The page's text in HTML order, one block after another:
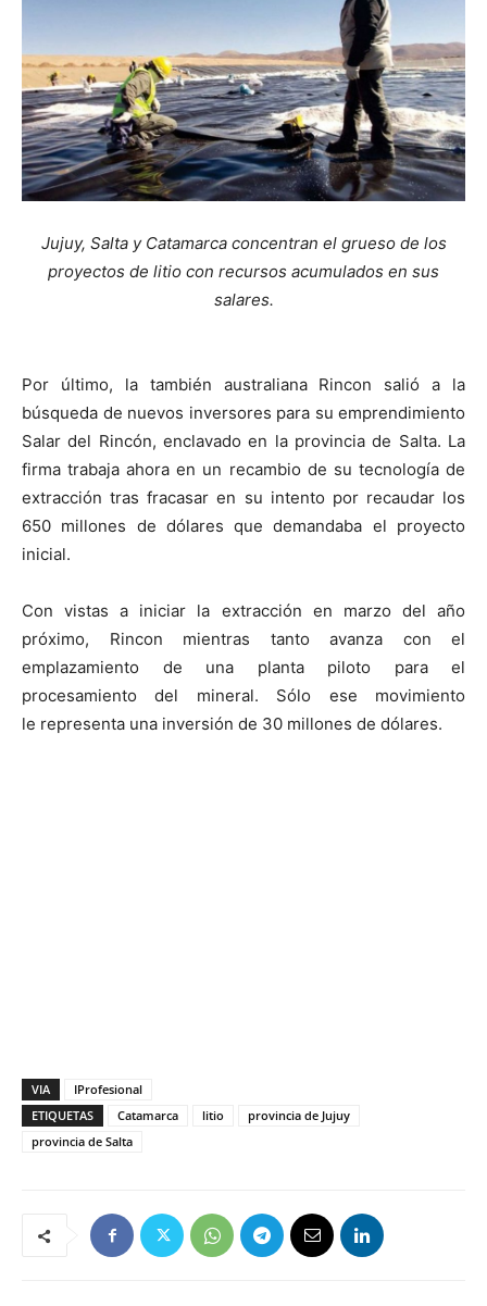
Jujuy, Salta y Catamarca concentran el grueso de los
proyectos de litio con recursos acumulados en sus
salares.
Por último, la también australiana Rincon salió a la
búsqueda de nuevos inversores para su emprendimiento
Salar del Rincón, enclavado en la provincia de Salta. La
firma trabaja ahora en un recambio de su tecnología de
extracción tras fracasar en su intento por recaudar los
650 millones de dólares que demandaba el proyecto
inicial.
Con vistas a iniciar la extracción en marzo del año
próximo, Rincon mientras tanto avanza con el
emplazamiento de una planta piloto para el
procesamiento del mineral. Sólo ese movimiento
le representa una inversión de 30 millones de dólares.
VIA
IProfesional
ETIQUETAS
Catamarca litio
provincia de Jujuy
provincia de Salta